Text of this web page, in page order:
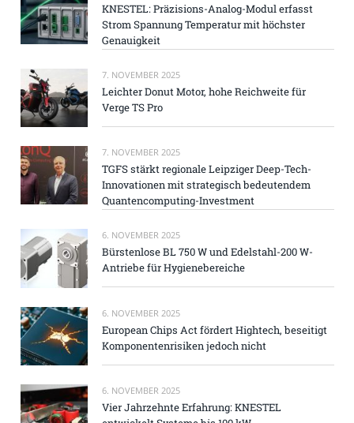
KNESTEL: Präzisions-Analog-Modul erfasst
Strom Spannung Temperatur mit höchster
Genauigkeit
7. NOVEMBER 2025
Leichter Donut Motor, hohe Reichweite für
Verge TS Pro
7. NOVEMBER 2025
TGFS stärkt regionale Leipziger Deep-Tech-
Innovationen mit strategisch bedeutendem
Quantencomputing-Investment
6. NOVEMBER 2025
Bürstenlose BL 750 W und Edelstahl-200 W-
Antriebe für Hygienebereiche
6. NOVEMBER 2025
European Chips Act fördert Hightech, beseitigt
Komponentenrisiken jedoch nicht
6. NOVEMBER 2025
Vier Jahrzehnte Erfahrung: KNESTEL